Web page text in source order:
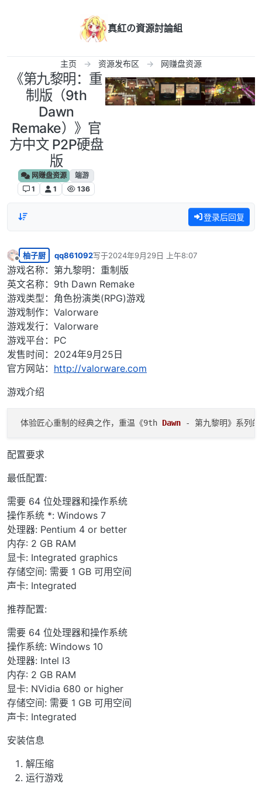
真紅の資源討論組
主页 资源发布区 网赚盘资源
《第九黎明：重
制版（9th
Dawn
Remake）》官
方中文 P2P硬盘
版
网赚盘资源
端游
1
1 136
登录后回复
离线
柚子厨 qq861092写于2024年9月29日 上午8:07
最后由 编辑
游戏名称：第九黎明：重制版
英文名称：9th Dawn Remake
游戏类型：角色扮演类(RPG)游戏
游戏制作：Valorware
游戏发行：Valorware
游戏平台：PC
发售时间：2024年9月25日
官方网站： http://valorware.com
游戏介绍
体验匠心重制的经典之作，重温《9th Dawn - 第九黎明》系列
配置要求
最低配置:
需要 64 位处理器和操作系统
操作系统 *: Windows 7
处理器: Pentium 4 or better
内存: 2 GB RAM
显卡: Integrated graphics
存储空间: 需要 1 GB 可用空间
声卡: Integrated
推荐配置:
需要 64 位处理器和操作系统
操作系统: Windows 10
处理器: Intel I3
内存: 2 GB RAM
显卡: NVidia 680 or higher
存储空间: 需要 1 GB 可用空间
声卡: Integrated
安装信息
解压缩
运行游戏